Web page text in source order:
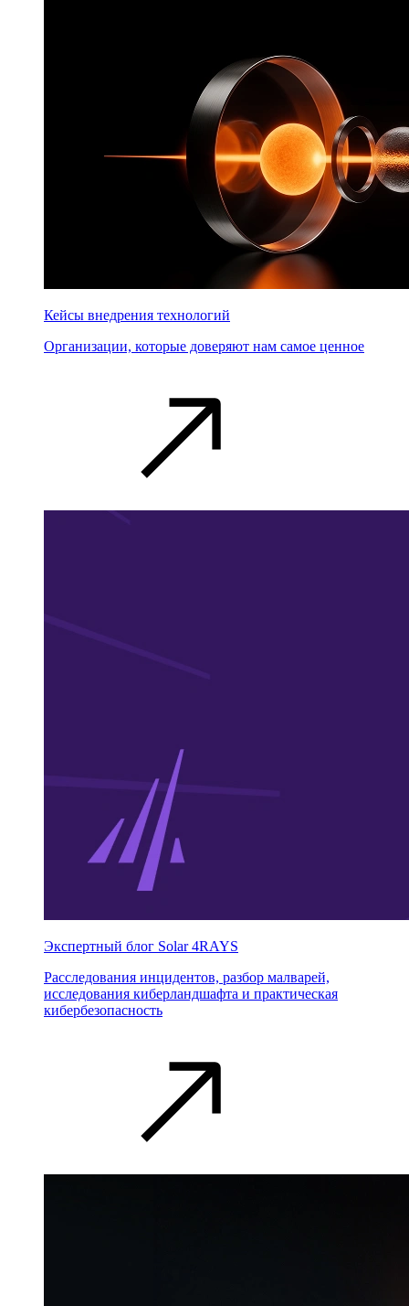
Кейсы внедрения технологий
Организации, которые доверяют нам самое ценное
Экспертный блог Solar 4RAYS
Расследования инцидентов, разбор малварей,
исследования киберландшафта и практическая
кибербезопасность